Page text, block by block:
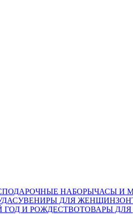
ПОДАРОЧНЫЕ НАБОРЫЧАСЫ И
СУВЕНИРЫ ДЛЯ ЖЕНЩИН
ГОД И РОЖДЕСТВОТОВАРЫ ДЛЯ